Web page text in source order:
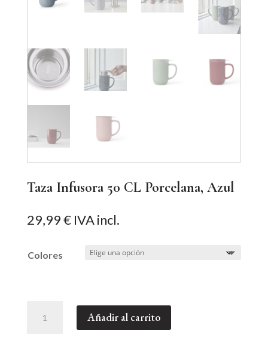
Taza Infusora 50 CL Porcelana, Azul
29,99€ IVA incl.
Colores
Infusora
Añadir al carrito